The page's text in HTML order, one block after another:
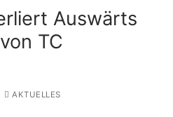
Auswärts
TC
AKTUELLES